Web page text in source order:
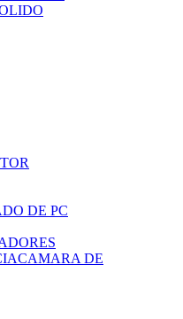
DE PC
CAMARA DE